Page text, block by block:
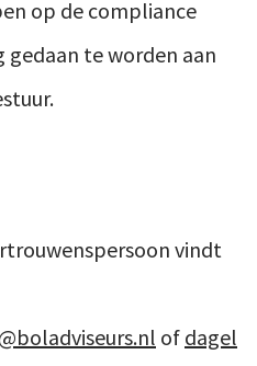
op de compliance
te worden aan
vindt
of dagel